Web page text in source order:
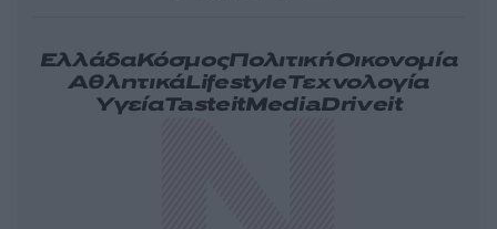
ΕλλάδαΚόσμοςΠολιτικήΟικονομία
ΑθλητικάLifestyleΤεχνολογία
ΥγείαTasteitMediaDriveit